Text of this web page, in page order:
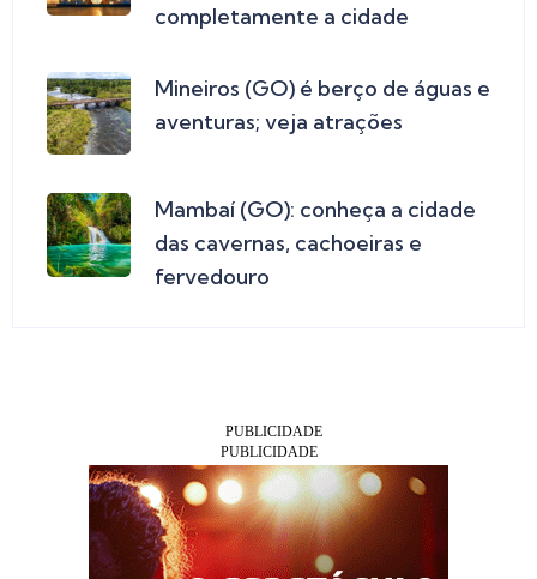
completamente a cidade
Mineiros (GO) é berço de águas e
aventuras; veja atrações
Mambaí (GO): conheça a cidade
das cavernas, cachoeiras e
fervedouro